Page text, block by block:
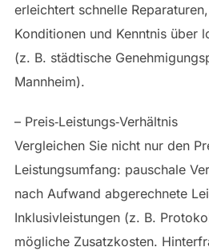
erleichtert schnelle
Konditionen und Kenntnis über
(z. B. städtische
Mannheim).
– Preis‑Leistungs‑Verhältnis
Vergleichen Sie nicht nur den
Leistungsumfang: pauschale
nach Aufwand abgerechnete
Inklusivleistungen (z. B.
mögliche Zusatzkosten.